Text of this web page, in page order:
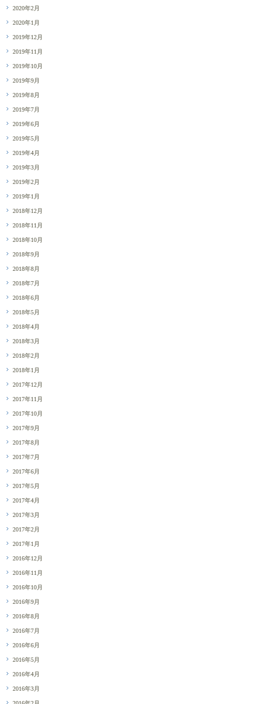
2020年2月
2020年1月
2019年12月
2019年11月
2019年10月
2019年9月
2019年8月
2019年7月
2019年6月
2019年5月
2019年4月
2019年3月
2019年2月
2019年1月
2018年12月
2018年11月
2018年10月
2018年9月
2018年8月
2018年7月
2018年6月
2018年5月
2018年4月
2018年3月
2018年2月
2018年1月
2017年12月
2017年11月
2017年10月
2017年9月
2017年8月
2017年7月
2017年6月
2017年5月
2017年4月
2017年3月
2017年2月
2017年1月
2016年12月
2016年11月
2016年10月
2016年9月
2016年8月
2016年7月
2016年6月
2016年5月
2016年4月
2016年3月